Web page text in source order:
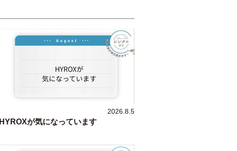
2026.8.5
HYROXが気になっています